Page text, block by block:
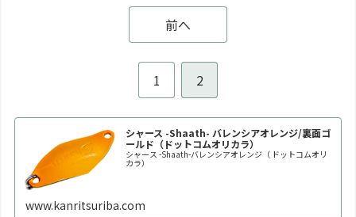
前へ
1 2
シャース -Shaath- バレンシアオレンジ/裏面ゴ
ールド（ドットコムオリカラ）
シャース -Shaath-バレンシアオレンジ（ ドットコムオリ
カラ）
www.kanritsuriba.com